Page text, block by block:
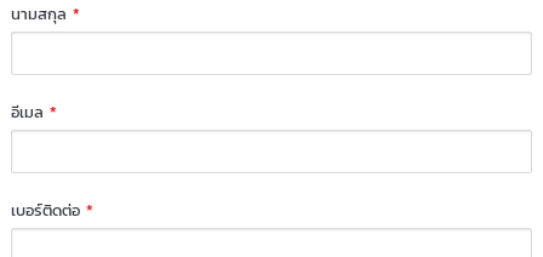
นามสกุล*
อีเมล*
เบอร์ติดต่อ*